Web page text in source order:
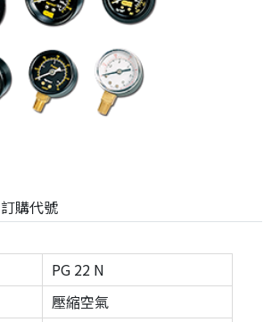
訂購代號
PG 22 N
壓縮空氣